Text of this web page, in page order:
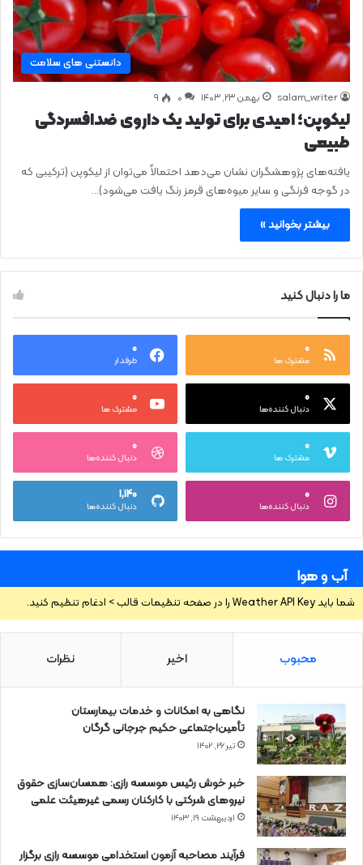
دانستنی های سلامت
salam_writer بهمن ۲۳, ۱۴۰۳ 0 ۹
لیکوپن؛ امیدی برای تولید یک داروی ضدافسردگی
طبیعی
یافته‌های پژوهشگران نشان می‌دهد احتمالاً می‌توان از لیکوپن (ترکیبی که
در گوجه فرنگی و سایر میوه‌های قرمز رنگ یافت می‌شود)…
بیشتر بخوانید »
ما را دنبال کنید
۰
مشترک ها
۰
طرفدار
۰
دنبال کننده‌ها
۰
مشترک ها
۰
مشترک ها
۰
دنبال کننده‌ها
۰
دنبال کننده‌ها
۱,۱۴۰
دنبال کننده‌ها
آب و هوا
شما باید Weather API Key را در صفحه تنظیمات قالب > ادغام تنظیم کنید.
محبوب اخیر نظرات
نگاهی به امکانات و خدمات بیمارستان
تأمین‌اجتماعی حکیم جرجانی گرگان
تیر ۲۶, ۱۴۰۲
خبر خوش رئیس موسسه رازی: همسان‌سازی حقوق
نیروهای شرکتی با کارکنان رسمی غیرهیئت علمی
اردیبهشت ۱۹, ۱۴۰۳
فرآیند مصاحبه آزمون استخدامی موسسه رازی برگزار